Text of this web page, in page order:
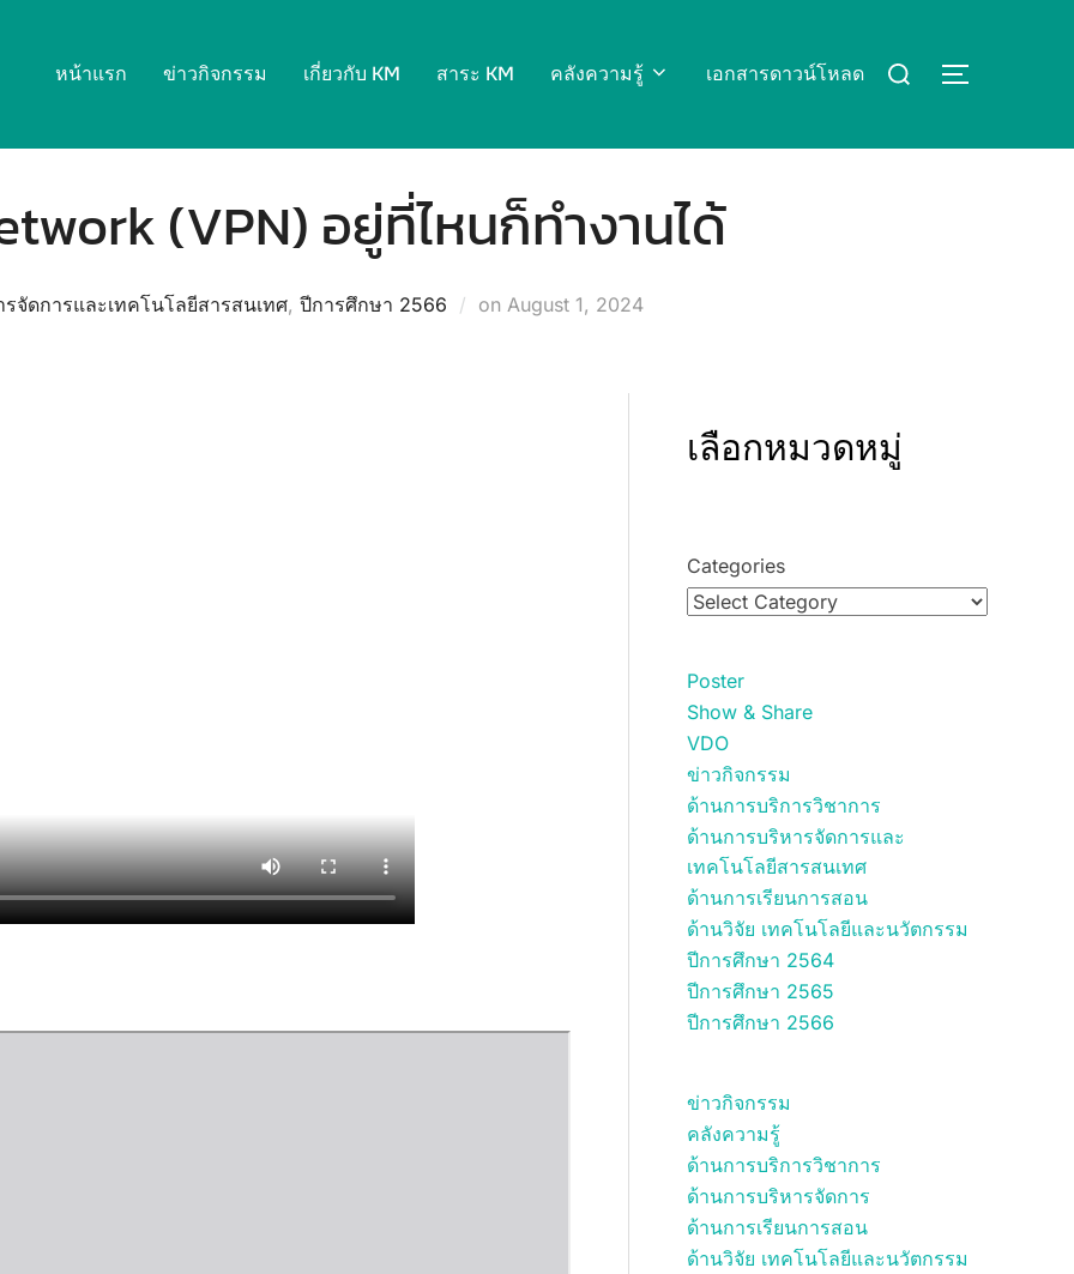
หน้าแรก ข่าวกิจกรรม เกี่ยวกับ KM สาระ KM คลังความรู้ เอกสารดาวน์โหลด
Search
TOGGLE
(VPN) อยู่ที่ไหนก็ทำงานได้
จัดการและเทคโนโลยีสารสนเทศ, ปีการศึกษา 2566 on Posted
August 1, 2024
เลือกหมวดหมู่
Categories
Poster
Show & Share
VDO
ข่าวกิจกรรม
ด้านการบริการวิชาการ
ด้านการบริหารจัดการและ
เทคโนโลยีสารสนเทศ
ด้านการเรียนการสอน
ด้านวิจัย เทคโนโลยีและนวัตกรรม
ปีการศึกษา 2564
ปีการศึกษา 2565
ปีการศึกษา 2566
ข่าวกิจกรรม
คลังความรู้
ด้านการบริการวิชาการ
ด้านการบริหารจัดการ
ด้านการเรียนการสอน
ด้านวิจัย เทคโนโลยีและนวัตกรรม